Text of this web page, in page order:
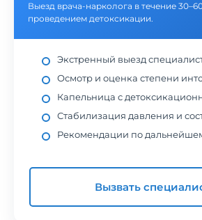
Выезд врача-нарколога в течение
проведением детоксикации.
Экстренный выезд
Осмотр и оценка степени
Капельница с
Стабилизация давления и
Рекомендации по
Вызвать